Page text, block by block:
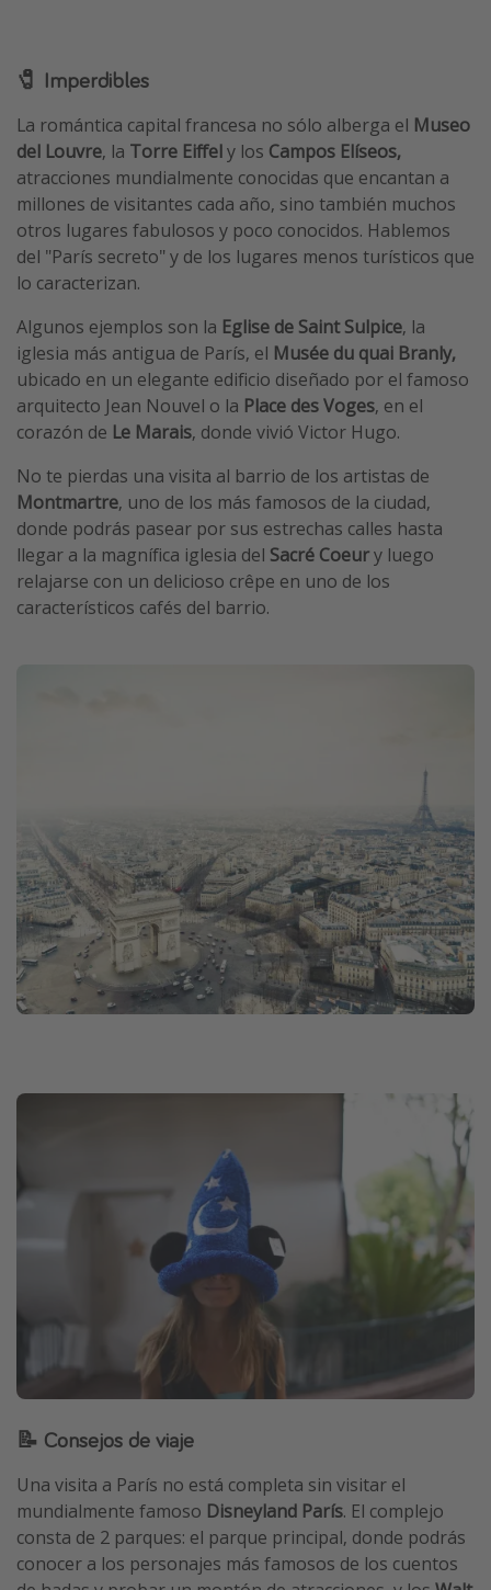
🧷 Imperdibles
La romántica capital francesa no sólo alberga el Museo
del Louvre, la Torre Eiffely los Campos Elíseos,
atracciones mundialmente conocidas que encantan a
millones de visitantes cada año, sino también muchos
otros lugares fabulosos y poco conocidos. Hablemos
del "París secreto" y de los lugares menos turísticos que
lo caracterizan.
Algunos ejemplos son la Eglise de Saint Sulpice, la
iglesia más antigua de París, el Musée du quai Branly,
ubicado en un elegante edificio diseñado por el famoso
arquitecto Jean Nouvel o la Place des Voges, en el
corazón de Le Marais, donde vivió Victor Hugo.
No te pierdas una visita al barrio de los artistas de
Montmartre, uno de los más famosos de la ciudad,
donde podrás pasear por sus estrechas calles hasta
llegar a la magnífica iglesia del Sacré Coeury luego
relajarse con un delicioso crêpe en uno de los
característicos cafés del barrio.
📝 Consejos de viaje
Una visita a París no está completa sin visitar el
mundialmente famoso Disneyland París. El complejo
consta de 2 parques: el parque principal, donde podrás
conocer a los personajes más famosos de los cuentos